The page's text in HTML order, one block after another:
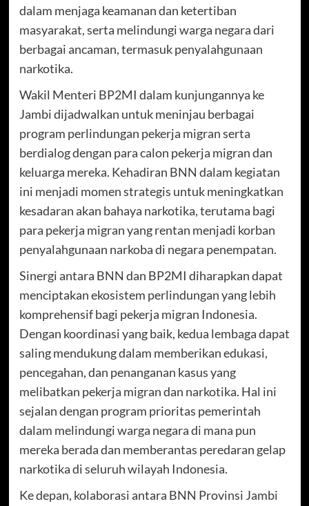
dalam menjaga keamanan dan ketertiban
masyarakat, serta melindungi warga negara dari
berbagai ancaman, termasuk penyalahgunaan
narkotika.
Wakil Menteri BP2MI dalam kunjungannya ke
Jambi dijadwalkan untuk meninjau berbagai
program perlindungan pekerja migran serta
berdialog dengan para calon pekerja migran dan
keluarga mereka. Kehadiran BNN dalam kegiatan
ini menjadi momen strategis untuk meningkatkan
kesadaran akan bahaya narkotika, terutama bagi
para pekerja migran yang rentan menjadi korban
penyalahgunaan narkoba di negara penempatan.
Sinergi antara BNN dan BP2MI diharapkan dapat
menciptakan ekosistem perlindungan yang lebih
komprehensif bagi pekerja migran Indonesia.
Dengan koordinasi yang baik, kedua lembaga dapat
saling mendukung dalam memberikan edukasi,
pencegahan, dan penanganan kasus yang
melibatkan pekerja migran dan narkotika. Hal ini
sejalan dengan program prioritas pemerintah
dalam melindungi warga negara di mana pun
mereka berada dan memberantas peredaran gelap
narkotika di seluruh wilayah Indonesia.
Ke depan, kolaborasi antara BNN Provinsi Jambi